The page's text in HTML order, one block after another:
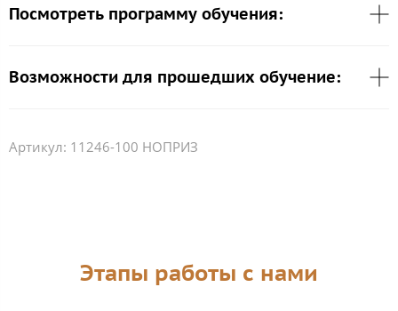
Посмотреть программу обучения:
Возможности для прошедших обучение:
Артикул: 11246-100 НОПРИЗ
Этапы работы с нами